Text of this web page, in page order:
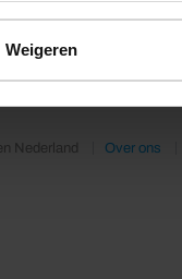
Weigeren
Nederland Over ons